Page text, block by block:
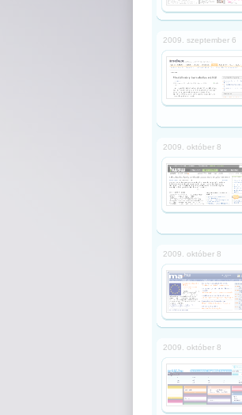
2009. szeptember 6
2009. október 8
2009. október 8
2009. október 8